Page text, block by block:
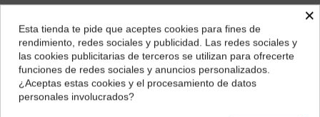
Tipo C
MAX 20V/5A 100W
Conector de aviación de montaje en V
MAX 200W
Concentrador con una batería de montaje en V
¿Dónde deseas recibir tu pedido?
Selecciona tu ubicación para mostrarte los precios e
impuestos correctos para tu región.
×
Esta tienda te pide que aceptes cookies para fines de
rendimiento, redes sociales y publicidad. Las redes sociales y
las cookies publicitarias de terceros se utilizan para ofrecerte
funciones de redes sociales y anuncios personalizados.
¿Aceptas estas cookies y el procesamiento de datos
personales involucrados?